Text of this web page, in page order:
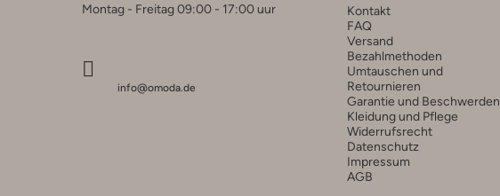
Montag - Freitag 09:00 - 17:00 uur
info@omoda.de
Kontakt
FAQ
Versand
Bezahlmethoden
Umtauschen und
Retournieren
Garantie und Beschwerden
Kleidung und Pflege
Widerrufsrecht
Datenschutz
Impressum
AGB